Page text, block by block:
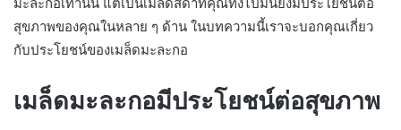
สุขภาพของคุณในหลาย ๆ ด้าน ในบทความนี้เราจะบอกคุณเกี่ยว
กับประโยชน์ของเมล็ดมะละกอ
เมล็ดมะละกอมีประโยชน์ต่อสุขภาพ